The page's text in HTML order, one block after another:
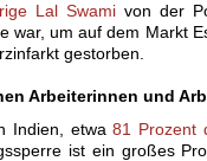
Lal Swamivon der
war, um auf dem Markt
gestorben.
Arbeiterinnen und
Indien, etwa81 Prozent
ist ein großes